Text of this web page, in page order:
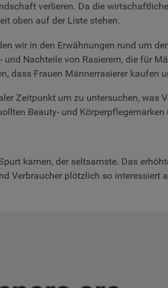
verlieren. Da die
oben auf der Liste stehen.
wir in den Erwähnungen rund um
Nachteile von Rasierern, die für
dass Frauen Männerrasierer kaufen
Zeitpunkt um zu untersuchen, was
Beauty- und
kamen, der seltsamste. Das
Verbraucher plötzlich so interessiert